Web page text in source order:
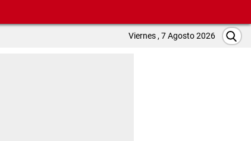
Viernes , 7 Agosto 2026